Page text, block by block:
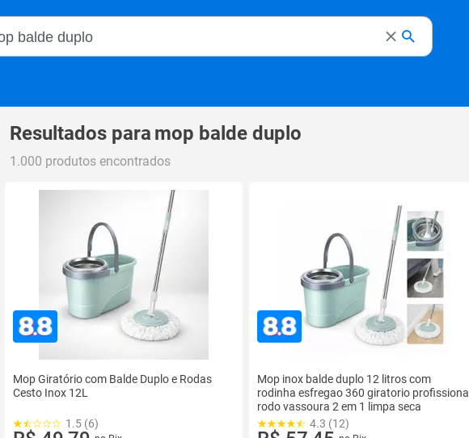
no Magalu
Resultados para mop balde duplo
1.000 produtos encontrados
Mop Giratório com Balde Duplo e Rodas
Cesto Inox 12L
1.5 (6)
Mop inox balde duplo 12 litros com
rodinha esfregao 360 giratorio profissional
rodo vassoura 2 em 1 limpa seca
4.3 (12)